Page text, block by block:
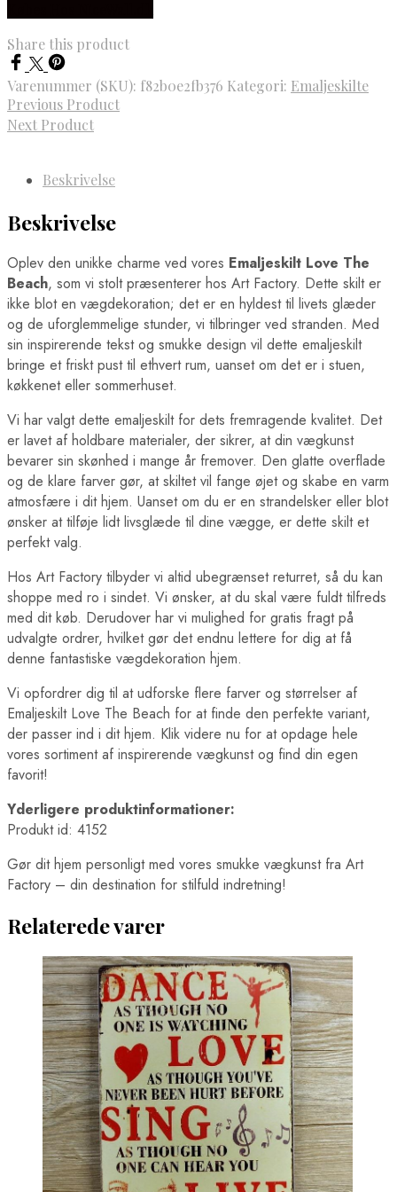
Silkeborg Plakater
Skagen Plakater
Tønder Plakater
Vejen Plakater
Vejle Plakater
Viborg Plakater
Vordingborg Plakater
Danmarkskort Plakater
Europa Byer Plakater
Barcelona Plakater
London Plakater
Madrid Plakater
Paris Plakater
Rom Plakater
Lande Plakater
Australien Plakater
Belgien Plakater
Canada Plakater
Cuba Plakater
Danmark Plakater
Egypten Plakater
Finland Plakater
Frankrig Plakater
Grækenland Plakater
Indien Plakater
Island Plakater
Italien Plakater
Japan Plakater
Jordan Plakater
Boston Plakater
Chicago Plakater
Hong Kong Plakater
Houston Plakater
Mexico City Plakater
Miami Plakater
New York City Plakater
Philadelphia Plakater
San Francisco Plakater
Santiago Plakater
Shanghai Plakater
Singapore Plakater
Sydney Plakater
Tokyo Plakater
Verdenskort Plakater
Madplakater
Ørne Plakater
Pindsvine Plakater
Rio de Janeiro Plakater
Sportsplakater
Real Madrid Wallstickers
Share this product
Varenummer (SKU): f82b0e2fb376 Kategori: Emaljeskilte
Previous Product
Next Product
Beskrivelse
Beskrivelse
Oplev den unikke charme ved vores Emaljeskilt Love The
Beach, som vi stolt præsenterer hos Art Factory. Dette skilt er
ikke blot en vægdekoration; det er en hyldest til livets glæder
og de uforglemmelige stunder, vi tilbringer ved stranden. Med
sin inspirerende tekst og smukke design vil dette emaljeskilt
bringe et friskt pust til ethvert rum, uanset om det er i stuen,
køkkenet eller sommerhuset.
Vi har valgt dette emaljeskilt for dets fremragende kvalitet. Det
er lavet af holdbare materialer, der sikrer, at din vægkunst
bevarer sin skønhed i mange år fremover. Den glatte overflade
og de klare farver gør, at skiltet vil fange øjet og skabe en varm
atmosfære i dit hjem. Uanset om du er en strandelsker eller blot
ønsker at tilføje lidt livsglæde til dine vægge, er dette skilt et
perfekt valg.
Hos Art Factory tilbyder vi altid ubegrænset returret, så du kan
shoppe med ro i sindet. Vi ønsker, at du skal være fuldt tilfreds
med dit køb. Derudover har vi mulighed for gratis fragt på
udvalgte ordrer, hvilket gør det endnu lettere for dig at få
denne fantastiske vægdekoration hjem.
Vi opfordrer dig til at udforske flere farver og størrelser af
Emaljeskilt Love The Beach for at finde den perfekte variant,
der passer ind i dit hjem. Klik videre nu for at opdage hele
vores sortiment af inspirerende vægkunst og find din egen
favorit!
Yderligere produktinformationer:
Produkt id: 4152
Gør dit hjem personligt med vores smukke vægkunst fra Art
Factory – din destination for stilfuld indretning!
Relaterede varer